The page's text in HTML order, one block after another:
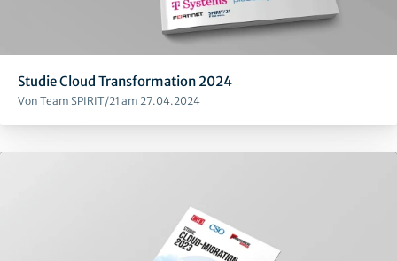
Studie Cloud Transformation 2024
Von Team SPIRIT/21 am 27.04.2024